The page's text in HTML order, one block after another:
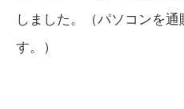
しました。（パソコンを
す。）